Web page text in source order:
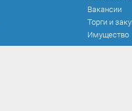
Вакансии
Торги и
Имущество